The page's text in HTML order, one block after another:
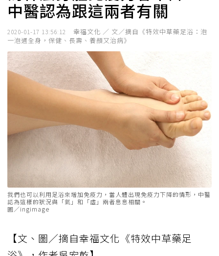
中醫認為跟這兩者有關
2020-01-17 13:56:12
幸福文化 ／ 文／摘自《特效中草藥足浴：泡
一泡通全身，保健、長壽、養顏又治病》
我們也可以利用足浴來增加免疫力，當人體出現免疫力下降的情形，中醫
認為這樣的狀況與「氣」和「虛」兩者息息相關。
圖／ingimage
【文、圖／摘自幸福文化《特效中草藥足